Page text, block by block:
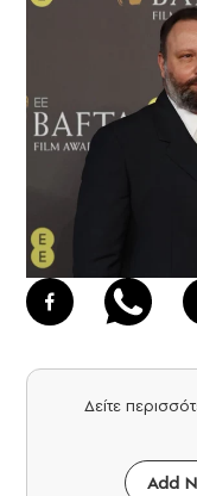
Δείτε
Add